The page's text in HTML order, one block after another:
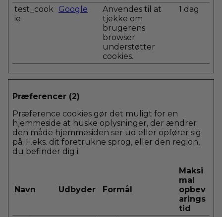
test_cook
ie
Google
Anvendes til at
tjekke om
brugerens
browser
understøtter
cookies.
1 dag
Præferencer (2)
Præference cookies gør det muligt for en
hjemmeside at huske oplysninger, der ændrer
den måde hjemmesiden ser ud eller opfører sig
på. F.eks. dit foretrukne sprog, eller den region,
du befinder dig i.
Navn Udbyder Formål
Maksi
mal
opbev
arings
tid